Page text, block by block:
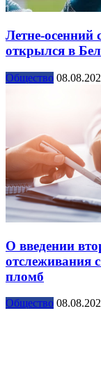
Летне-осенний
открылся в
Общество
О введении
отслеживания
пломб
Общество